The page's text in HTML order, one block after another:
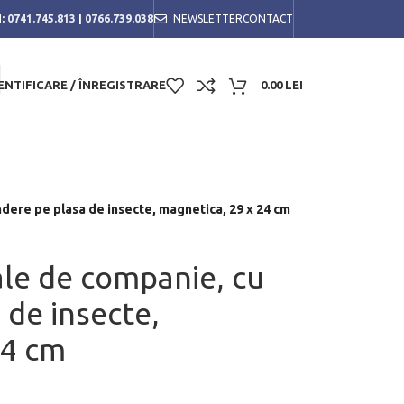
0741.745.813 0766.739.038 NEWSLETTERCONTACT
/ ÎNREGISTRARE 0.00 LEI
pe plasa de insecte, magnetica, 29 x 24 cm
de companie, cu
insecte,
cm